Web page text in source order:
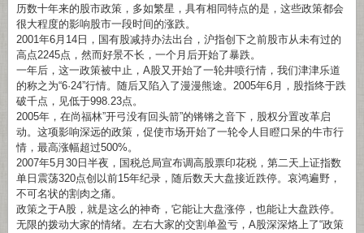
历数十年来的股市政策，多如繁星，具有相同特点的是，这些政策都会
很大程度的影响股市一段时间的涨跌。
2001年6月14日，国有股减持办法出台，沪指创下之前股市从未有过的
高点2245点，然而好景不长，一个月后开始了暴跌。
一年后，这一政策被中止，A股又开始了一轮井喷行情，我们津津乐道
的称之为“6·24”行情。随后又陷入了漫漫熊途。2005年6月，股指终于跌
破千点，见低于998.23点。
2005年，在尚福林”开弓没有回头箭”的锵锵之音下，股权分置改革启
动。这项影响深远的政策，促使市场开始了一轮令人目瞪口呆的牛市行
情，最高涨幅超过500%。
2007年5月30日半夜，国税总局宣布调高股票印花税，第二天上证指数
单日震荡320点创以前15年纪录，随后数天大盘接近跌停。哀鸿遍野，
不可名状的割肉之痛。
政策之于A股，就是这么的神奇，它能让大盘涨停，也能让大盘跌停。
无限的拨动大家的情绪。左右大家的交割单盈亏，A股深深烙上了“政策